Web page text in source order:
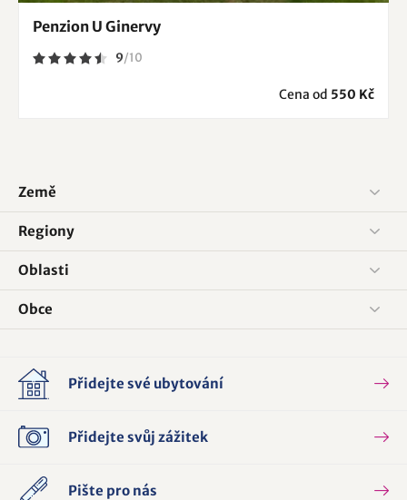
Penzion U Ginervy
9/10
Cena od 550 Kč
Země
Regiony
Oblasti
Obce
Přidejte své ubytování
Přidejte svůj zážitek
Pište pro nás